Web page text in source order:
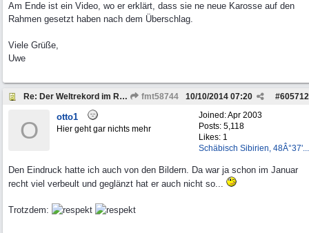
Am Ende ist ein Video, wo er erklärt, dass sie ne neue Karosse auf den
Rahmen gesetzt haben nach dem Überschlag.
Viele Grüße,
Uwe
Re: Der Weltrekord im Reisen... fmt58744 #605712
10/10/2014 07:20
Joined:Apr 2003
Posts: 5,118
Likes: 1
Schäbisch Sibirien, 48Â°37'...
O otto1
Hier geht gar nichts mehr
Den Eindruck hatte ich auch von den Bildern. Da war ja schon im Januar
recht viel verbeult und geglänzt hat er auch nicht so...
Trotzdem: